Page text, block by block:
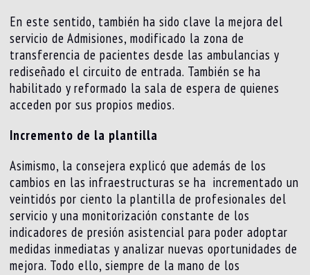
En este sentido, también ha sido clave la mejora del
servicio de Admisiones, modificado la zona de
transferencia de pacientes desde las ambulancias y
rediseñado el circuito de entrada. También se ha
habilitado y reformado la sala de espera de quienes
acceden por sus propios medios.
Incremento de la plantilla
Asimismo, la consejera explicó que además de los
cambios en las infraestructuras se ha incrementado un
veintidós por ciento la plantilla de profesionales del
servicio y una monitorización constante de los
indicadores de presión asistencial para poder adoptar
medidas inmediatas y analizar nuevas oportunidades de
mejora. Todo ello, siempre de la mano de los